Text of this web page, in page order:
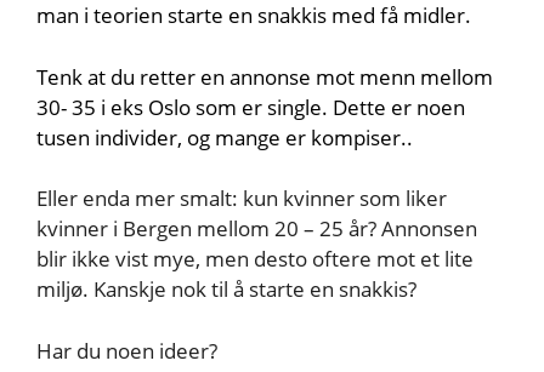
man i teorien starte en snakkis med få midler.
Tenk at du retter en annonse mot menn mellom
30- 35 i eks Oslo som er single. Dette er noen
tusen individer, og mange er kompiser..
Eller enda mer smalt: kun kvinner som liker
kvinner i Bergen mellom 20 – 25 år? Annonsen
blir ikke vist mye, men desto oftere mot et lite
miljø. Kanskje nok til å starte en snakkis?
Har du noen ideer?